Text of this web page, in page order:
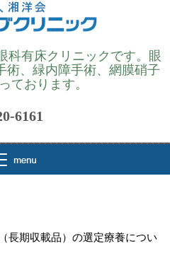
科有床クリニックです。眼
術、緑内障手術、網膜硝子
ております。
6161
長期収載品）の選定療養につい